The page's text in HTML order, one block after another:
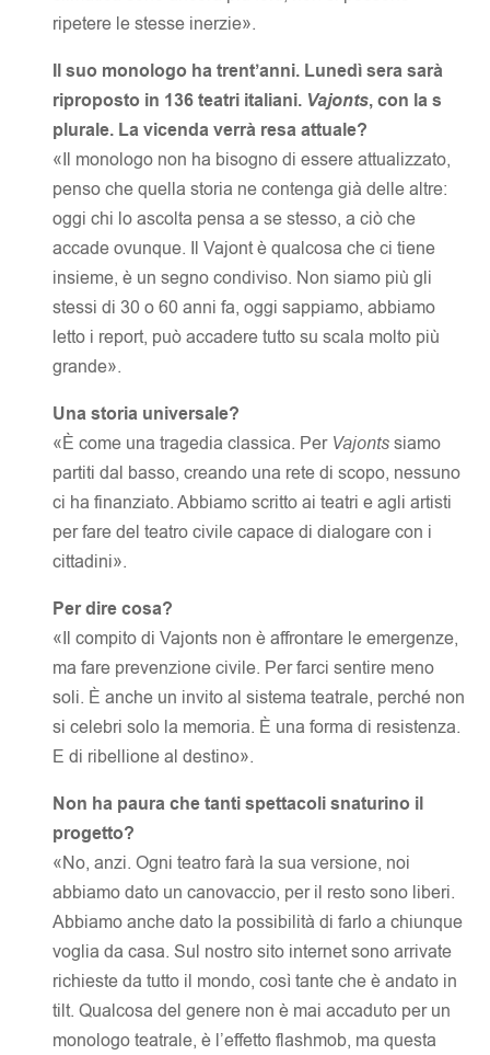
ripetere le stesse inerzie».
Il suo monologo ha trent’anni. Lunedì sera sarà
riproposto in 136 teatri italiani. Vajonts, con la s
plurale. La vicenda verrà resa attuale?
«Il monologo non ha bisogno di essere attualizzato,
penso che quella storia ne contenga già delle altre:
oggi chi lo ascolta pensa a se stesso, a ciò che
accade ovunque. Il Vajont è qualcosa che ci tiene
insieme, è un segno condiviso. Non siamo più gli
stessi di 30 o 60 anni fa, oggi sappiamo, abbiamo
letto i report, può accadere tutto su scala molto più
grande».
Una storia universale?
«È come una tragedia classica. Per Vajontssiamo
partiti dal basso, creando una rete di scopo, nessuno
ci ha finanziato. Abbiamo scritto ai teatri e agli artisti
per fare del teatro civile capace di dialogare con i
cittadini».
Per dire cosa?
«Il compito di Vajonts non è affrontare le emergenze,
ma fare prevenzione civile. Per farci sentire meno
soli. È anche un invito al sistema teatrale, perché non
si celebri solo la memoria. È una forma di resistenza.
E di ribellione al destino».
Non ha paura che tanti spettacoli snaturino il
progetto?
«No, anzi. Ogni teatro farà la sua versione, noi
abbiamo dato un canovaccio, per il resto sono liberi.
Abbiamo anche dato la possibilità di farlo a chiunque
voglia da casa. Sul nostro sito internet sono arrivate
richieste da tutto il mondo, così tante che è andato in
tilt. Qualcosa del genere non è mai accaduto per un
monologo teatrale, è l’effetto flashmob, ma questa